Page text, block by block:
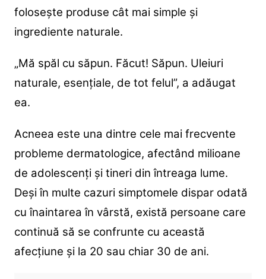
folosește produse cât mai simple și
ingrediente naturale.
„Mă spăl cu săpun. Făcut! Săpun. Uleiuri
naturale, esențiale, de tot felul”, a adăugat
ea.
Acneea este una dintre cele mai frecvente
probleme dermatologice, afectând milioane
de adolescenți și tineri din întreaga lume.
Deși în multe cazuri simptomele dispar odată
cu înaintarea în vârstă, există persoane care
continuă să se confrunte cu această
afecțiune și la 20 sau chiar 30 de ani.